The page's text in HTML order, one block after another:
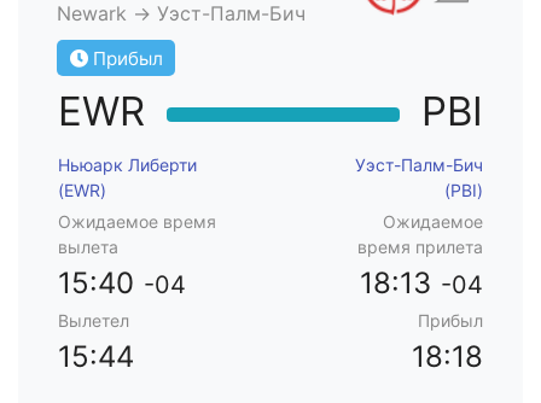
Newark → Уэст-Палм-Бич
Прибыл
EWR PBI
Ньюарк Либерти
(EWR)
Уэст-Палм-Бич
(PBI)
Ожидаемое время
вылета
Ожидаемое
время прилета
15:40 -04 18:13 -04
Вылетел Прибыл
15:44 18:18